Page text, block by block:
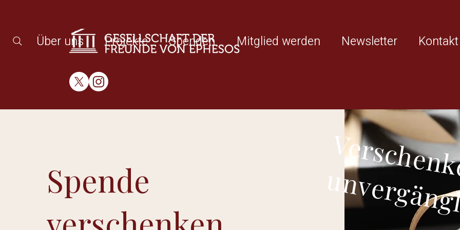
Über uns Projekte Spenden Mitglied werden Newsletter Kontakt
Spende